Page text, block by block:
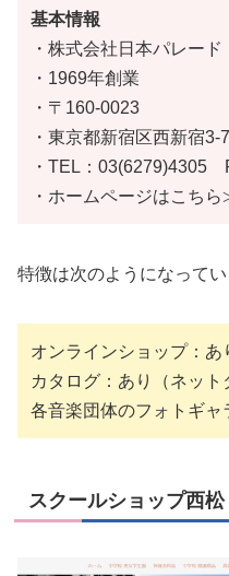
基本情報
・株式会社日本パレード
・1969年創業
・〒160-0023
・東京都新宿区西新宿
・TEL：03(6279)4305
・ホームページはこち
特徴は次のようになってい
オンラインショップ：あ
カタログ：あり（ネット
各音楽団体のフォトギャ
スクールショップ西松